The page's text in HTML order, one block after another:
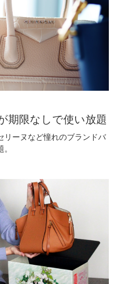
期限なしで使い放題
リーヌなど憧れのブランドバ